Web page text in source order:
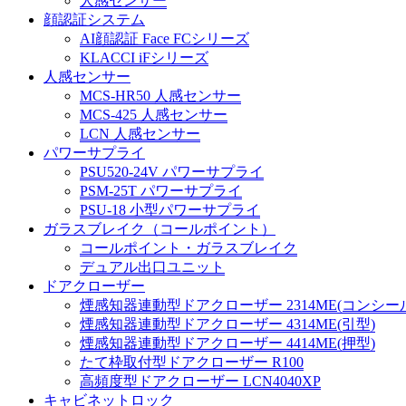
顔認証システム
AI顔認証 Face FCシリーズ
KLACCI iFシリーズ
人感センサー
MCS-HR50 人感センサー
MCS-425 人感センサー
LCN 人感センサー
パワーサプライ
PSU520-24V パワーサプライ
PSM-25T パワーサプライ
PSU-18 小型パワーサプライ
ガラスブレイク（コールポイント）
コールポイント・ガラスブレイク
デュアル出口ユニット
ドアクローザー
煙感知器連動型ドアクローザー 2314ME(コンシー
煙感知器連動型ドアクローザー 4314ME(引型)
煙感知器連動型ドアクローザー 4414ME(押型)
たて枠取付型ドアクローザー R100
高頻度型ドアクローザー LCN4040XP
キャビネットロック